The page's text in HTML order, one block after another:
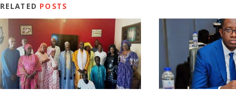
RELATED POSTS